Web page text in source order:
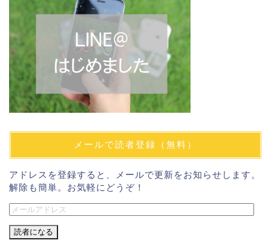
メールで読者登録（無料）
アドレスを登録すると、メールで更新をお知らせします。
解除も簡単。お気軽にどうぞ！
メ
ル